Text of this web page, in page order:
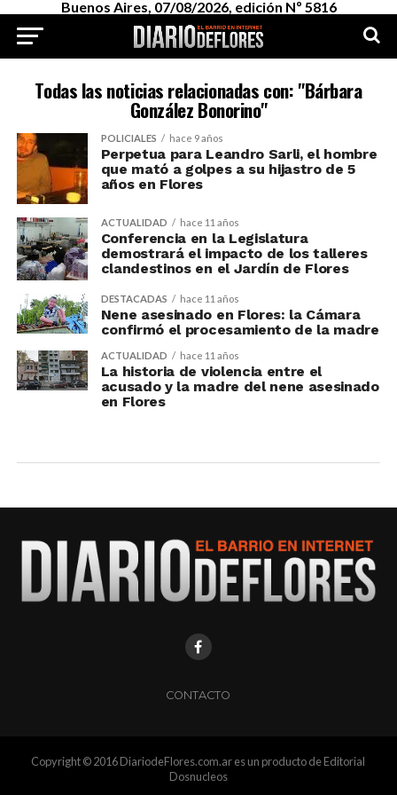
Buenos Aires, 07/08/2026, edición Nº 5816
Todas las noticias relacionadas con: "Bárbara
González Bonorino"
POLICIALES hace 9 años
Perpetua para Leandro Sarli, el hombre
que mató a golpes a su hijastro de 5
años en Flores
ACTUALIDAD hace 11 años
Conferencia en la Legislatura
demostrará el impacto de los talleres
clandestinos en el Jardín de Flores
DESTACADAS hace 11 años
Nene asesinado en Flores: la Cámara
confirmó el procesamiento de la madre
ACTUALIDAD hace 11 años
La historia de violencia entre el
acusado y la madre del nene asesinado
en Flores
CONTACTO
Copyright © 2016 DiariodeFlores.com.ar es un producto de Editorial
Dosnucleos